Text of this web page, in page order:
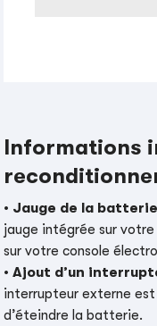
Informations
• Jauge de la batterie
jauge intégrée sur
sur votre console
•Ajout d’un
interrupteur externe
d’éteindre la batterie.